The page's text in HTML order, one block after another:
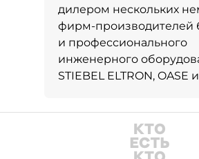
дилером нескольких
фирм-производителей
и профессионального
инженерного
STIEBEL ELTRON, OASE